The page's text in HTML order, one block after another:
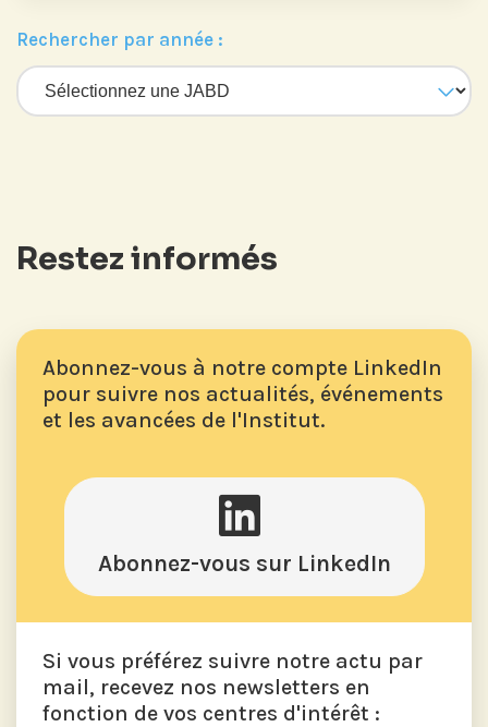
Rechercher par année :
Restez informés
Abonnez-vous à notre compte LinkedIn
pour suivre nos actualités, événements
et les avancées de l'Institut.
Abonnez-vous sur LinkedIn
Si vous préférez suivre notre actu par
mail, recevez nos newsletters en
fonction de vos centres d'intérêt :